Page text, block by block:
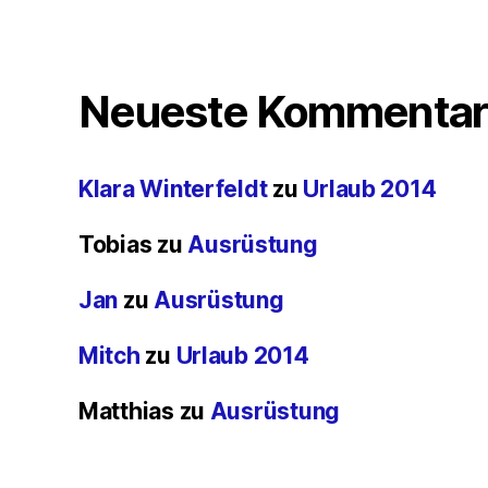
Neueste
Klara Winterfeldtzu Urlaub 2014
Tobias zu Ausrüstung
Jan zu Ausrüstung
Mitch zu Urlaub 2014
Matthias zu Ausrüstung